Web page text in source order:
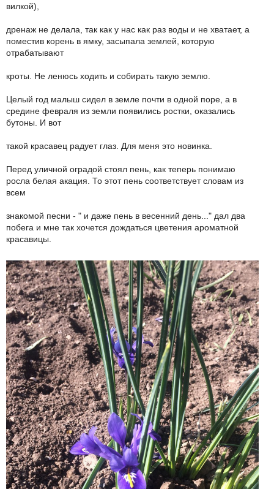
вилкой),
дренаж не делала, так как у нас как раз воды и не хватает, а
поместив корень в ямку, засыпала землей, которую
отрабатывают
кроты. Не ленюсь ходить и собирать такую землю.
Целый год малыш сидел в земле почти в одной поре, а в
средине февраля из земли появились ростки, оказались
бутоны. И вот
такой красавец радует глаз. Для меня это новинка.
Перед уличной оградой стоял пень, как теперь понимаю
росла белая акация. То этот пень соответствует словам из
всем
знакомой песни - " и даже пень в весенний день..." дал два
побега и мне так хочется дождаться цветения ароматной
красавицы.